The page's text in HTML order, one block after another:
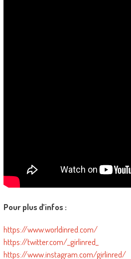
Pour plus d’infos :
https://www.worldinred.com/
https://twitter.com/_girlinred_
https://www.instagram.com/girlinred/